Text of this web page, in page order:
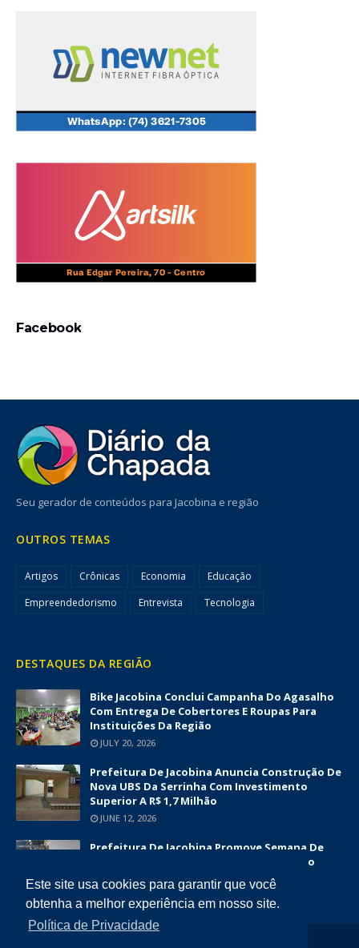
Este site usa cookies para garantir que você
obtenha a melhor experiência em nosso site.
Política de Privacidade
Facebook
Seu gerador de conteúdos para Jacobina e região
OUTROS TEMAS
Artigos Crônicas Economia
Educação
Empreendedorismo
Entrevista Tecnologia
DESTAQUES DA REGIÃO
Bike Jacobina Conclui Campanha Do Agasalho
Com Entrega De Cobertores E Roupas Para
Instituições Da Região
JULY 20, 2026
Prefeitura De Jacobina Anuncia Construção De
Nova UBS Da Serrinha Com Investimento
Superior A R$ 1,7 Milhão
JUNE 12, 2026
Prefeitura De Jacobina Promove Semana De
Capacitações E Fortalece O Turismo Como
Vetor De Desenvolvimento Econômico
JUNE 12, 2026